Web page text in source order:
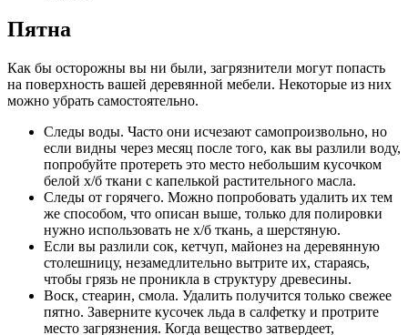
Пятна
Как бы осторожны вы ни были, загрязнители могут попасть
на поверхность вашей деревянной мебели. Некоторые из них
можно убрать самостоятельно.
Следы воды. Часто они исчезают самопроизвольно, но
если видны через месяц после того, как вы разлили воду,
попробуйте протереть это место небольшим кусочком
белой х/б ткани с капелькой растительного масла.
Следы от горячего. Можно попробовать удалить их тем
же способом, что описан выше, только для полировки
нужно использовать не х/б ткань, а шерстяную.
Если вы разлили сок, кетчуп, майонез на деревянную
столешницу, незамедлительно вытрите их, стараясь,
чтобы грязь не проникла в структуру древесины.
Воск, стеарин, смола. Удалить получится только свежее
пятно. Заверните кусочек льда в салфетку и протрите
место загрязнения. Когда вещество затвердеет,